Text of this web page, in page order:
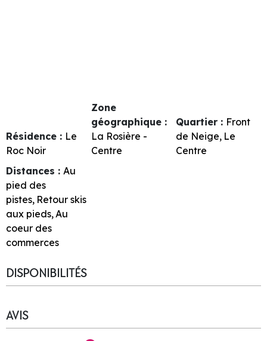
Résidence : Le
Roc Noir
Zone
géographique :
La Rosière -
Centre
Quartier : Front
de Neige Le
Centre
Distances : Au
pied des
pistes Retour skis
aux pieds Au
coeur des
commerces
DISPONIBILITÉS
AVIS